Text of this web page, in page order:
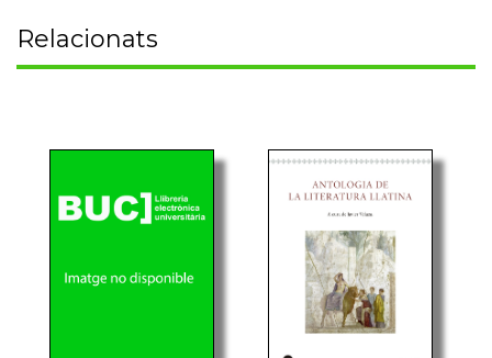
Relacionats